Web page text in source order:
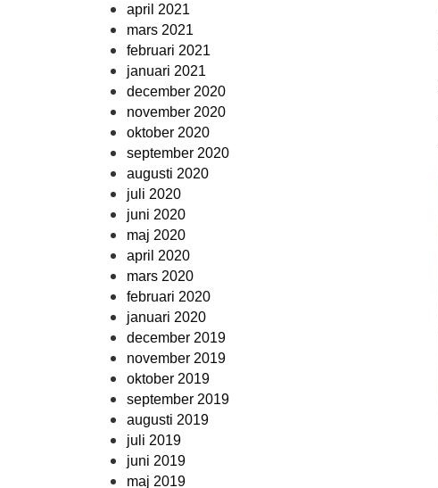
april 2021
mars 2021
februari 2021
januari 2021
december 2020
november 2020
oktober 2020
september 2020
augusti 2020
juli 2020
juni 2020
maj 2020
april 2020
mars 2020
februari 2020
januari 2020
december 2019
november 2019
oktober 2019
september 2019
augusti 2019
juli 2019
juni 2019
maj 2019